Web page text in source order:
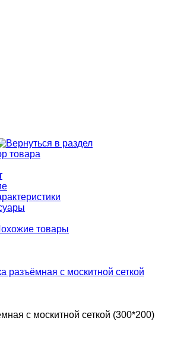
с москитной сеткой (300*200)